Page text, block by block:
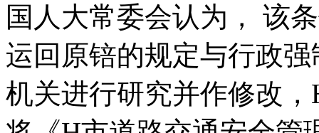
国人大常委会认为， 该
运回原锫的规定与行政
机关进行研究并作修改